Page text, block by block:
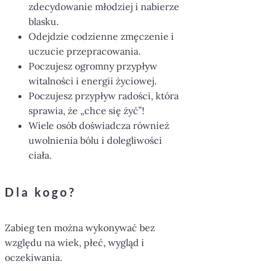
zdecydowanie młodziej i nabierze
blasku.
Odejdzie codzienne zmęczenie i
uczucie przepracowania.
Poczujesz ogromny przypływ
witalności i energii życiowej.
Poczujesz przypływ radości, która
sprawia, że „chce się żyć”!
Wiele osób doświadcza również
uwolnienia bólu i dolegliwości
ciała.
Dla kogo?
Zabieg ten można wykonywać bez
względu na wiek, płeć, wygląd i
oczekiwania.